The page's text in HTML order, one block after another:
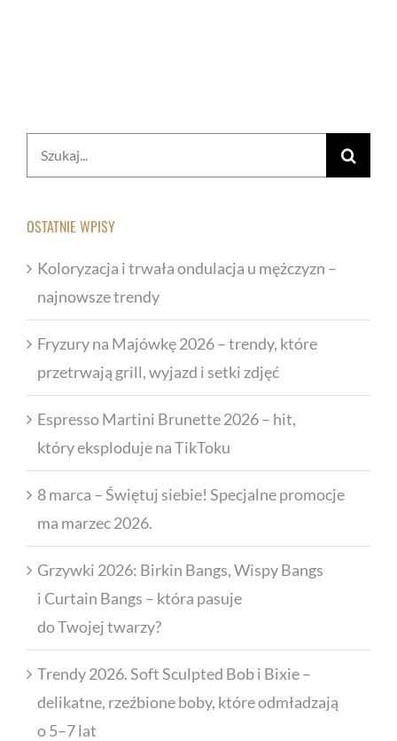
Szukaj
OSTATNIE WPISY
Koloryzacja i trwała ondulacja u mężczyzn –
najnowsze trendy
Fryzury na Majówkę 2026 – trendy, które
przetrwają grill, wyjazd i setki zdjęć
Espresso Martini Brunette 2026 – hit,
który eksploduje na TikToku
8 marca – Świętuj siebie! Specjalne promocje
ma marzec 2026.
Grzywki 2026: Birkin Bangs, Wispy Bangs
i Curtain Bangs – która pasuje
do Twojej twarzy?
Trendy 2026. Soft Sculpted Bob i Bixie –
delikatne, rzeźbione boby, które odmładzają
o 5–7 lat